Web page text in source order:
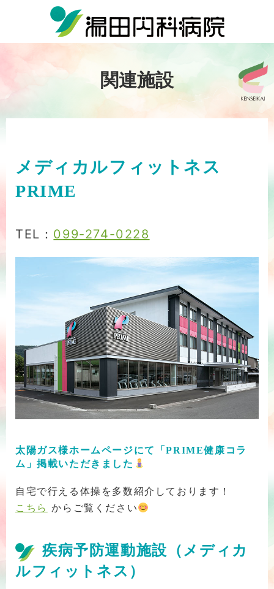
関連施設
メディカルフィットネス
PRIME
TEL： 099-274-0228
太陽ガス様ホームページにて「PRIME健康コラ
ム」掲載いただきました
自宅で行える体操を多数紹介しております！
こちら からご覧ください
疾病予防運動施設（メディカ
ルフィットネス）